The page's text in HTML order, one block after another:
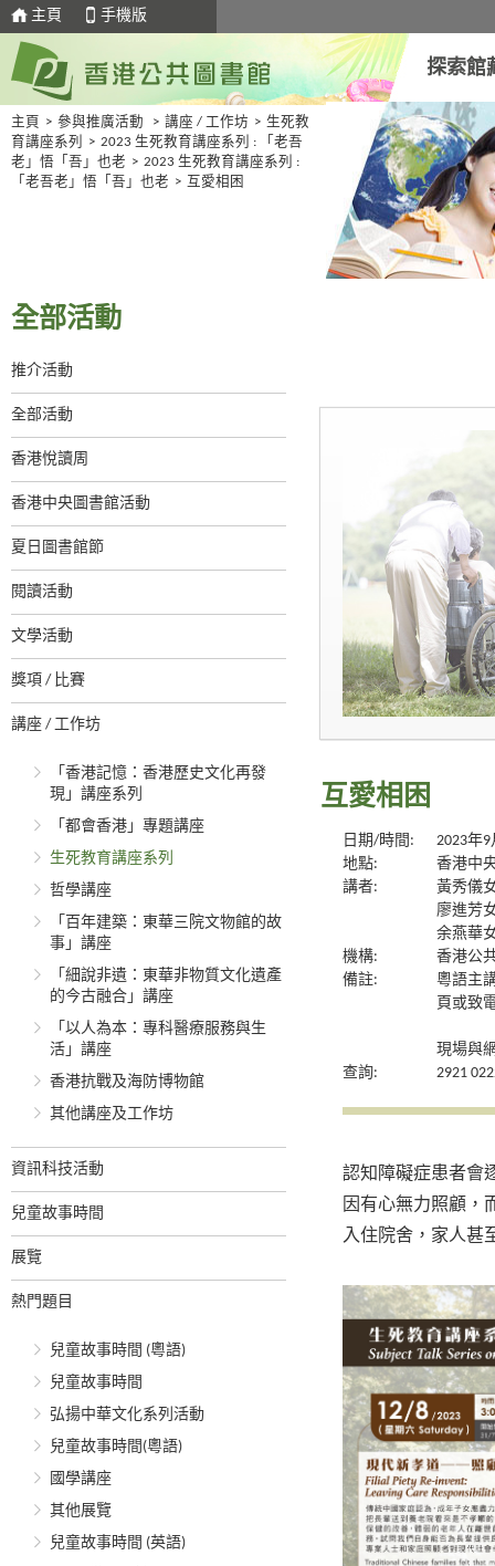
主頁 手機版
探索館
主頁 > 參與推廣活動 > 講座 / 工作坊 > 生死教
育講座系列
> 2023 生死教育講座系列 : 「老吾
老」悟「吾」也老 > 2023 生死教育講座系列 :
「老吾老」悟「吾」也老 > 互愛相困
全部活動
推介活動
全部活動
香港悅讀周
香港中央圖書館活動
夏日圖書館節
閱讀活動
文學活動
獎項 / 比賽
講座 / 工作坊
「香港記憶：香港歷史文化再發
現」講座系列
「都會香港」專題講座
生死教育講座系列
哲學講座
「百年建築：東華三院文物館的故
事」講座
「細說非遺：東華非物質文化遺產
的今古融合」講座
「以人為本：專科醫療服務與生
活」講座
香港抗戰及海防博物館
其他講座及工作坊
資訊科技活動
兒童故事時間
展覽
熱門題目
兒童故事時間 (粵語)
兒童故事時間
弘揚中華文化系列活動
兒童故事時間(粵語)
國學講座
其他展覽
兒童故事時間 (英語)
互愛相困
日期/時間:
2023年
地點:
香港中
講者:
黃秀儀
廖進芳
余燕華
機構:
香港公
備註:
粵語主
頁或致
現場與
查詢:
2921
認知障礙症患者會
因有心無力照顧，
入住院舍，家人甚